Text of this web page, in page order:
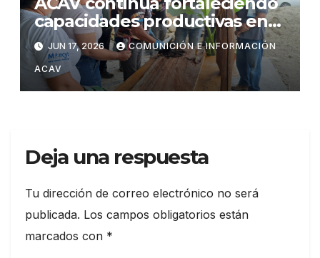
capacidades productivas en
los territorios mediante
formación en propagación y
sanidad vegetal de musáceas
JUN 17, 2026 COMUNICIÓN E INFORMACIÓN
ACAV
Deja una respuesta
Tu dirección de correo electrónico no será
publicada. Los campos obligatorios están
marcados con *